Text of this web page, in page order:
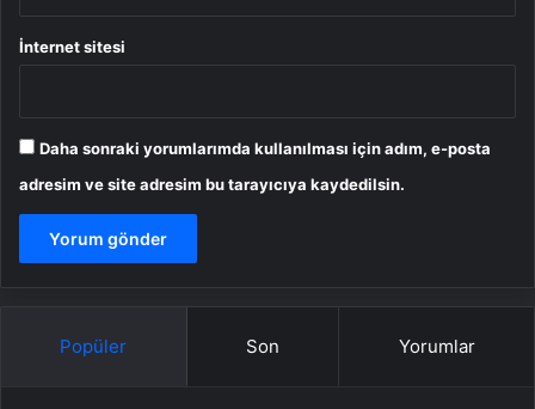
İnternet sitesi
Daha sonraki yorumlarımda kullanılması için adım, e-posta
adresim ve site adresim bu tarayıcıya kaydedilsin.
Popüler Son Yorumlar